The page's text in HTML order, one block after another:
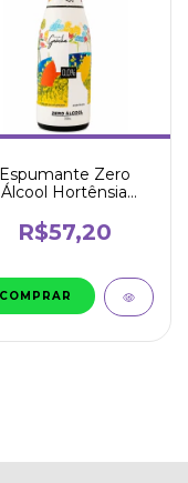
Espumante Zero
Álcool Hortênsia
R$57,20